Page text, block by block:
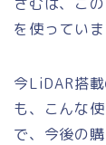
を使っていま
今LiDAR搭
も、こんな
で、今後の